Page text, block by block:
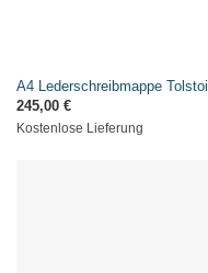
A4 Lederschreibmappe Tolstoi
245,00 €
Kostenlose Lieferung